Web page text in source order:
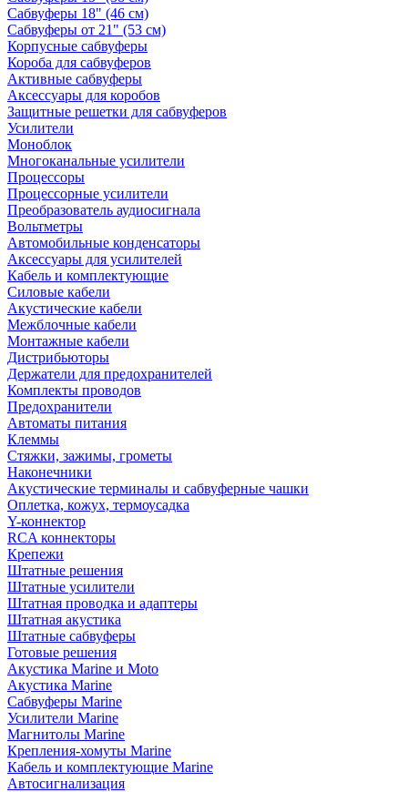
Сабвуферы 18" (46 см)
Сабвуферы от 21" (53 см)
Корпусные сабвуферы
Короба для сабвуферов
Активные сабвуферы
Аксессуары для коробов
Защитные решетки для сабвуферов
Усилители
Моноблок
Многоканальные усилители
Процессоры
Процессорные усилители
Преобразователь аудиосигнала
Вольтметры
Автомобильные конденсаторы
Аксессуары для усилителей
Кабель и комплектующие
Силовые кабели
Акустические кабели
Межблочные кабели
Монтажные кабели
Дистрибьюторы
Держатели для предохранителей
Комплекты проводов
Предохранители
Автоматы питания
Клеммы
Стяжки, зажимы, грометы
Наконечники
Акустические терминалы и сабвуферные чашки
Оплетка, кожух, термоусадка
Y-коннектор
RCA коннекторы
Крепежи
Штатные решения
Штатные усилители
Штатная проводка и адаптеры
Штатная акустика
Штатные сабвуферы
Готовые решения
Акустика Marine и Moto
Акустика Marine
Сабвуферы Marine
Усилители Marine
Магнитолы Marine
Крепления-хомуты Marine
Кабель и комплектующие Marine
Автосигнализация